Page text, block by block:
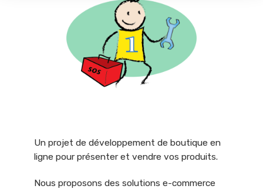
Un projet de développement de boutique en
ligne pour présenter et vendre vos produits.
Nous proposons des solutions e-commerce